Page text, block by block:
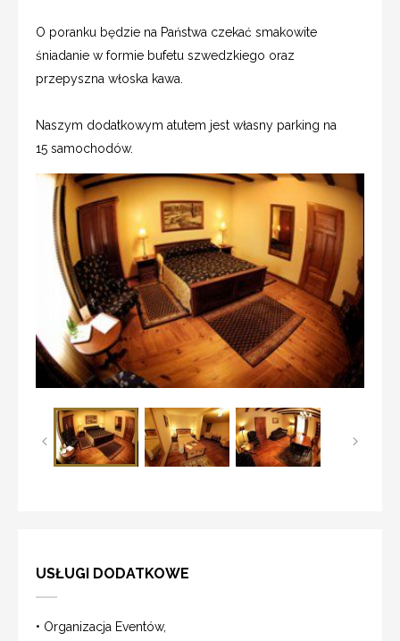
O poranku będzie na Państwa czekać smakowite
śniadanie w formie bufetu szwedzkiego oraz
przepyszna włoska kawa.
Naszym dodatkowym atutem jest własny parking na
15 samochodów.
USŁUGI DODATKOWE
• Organizacja Eventów,